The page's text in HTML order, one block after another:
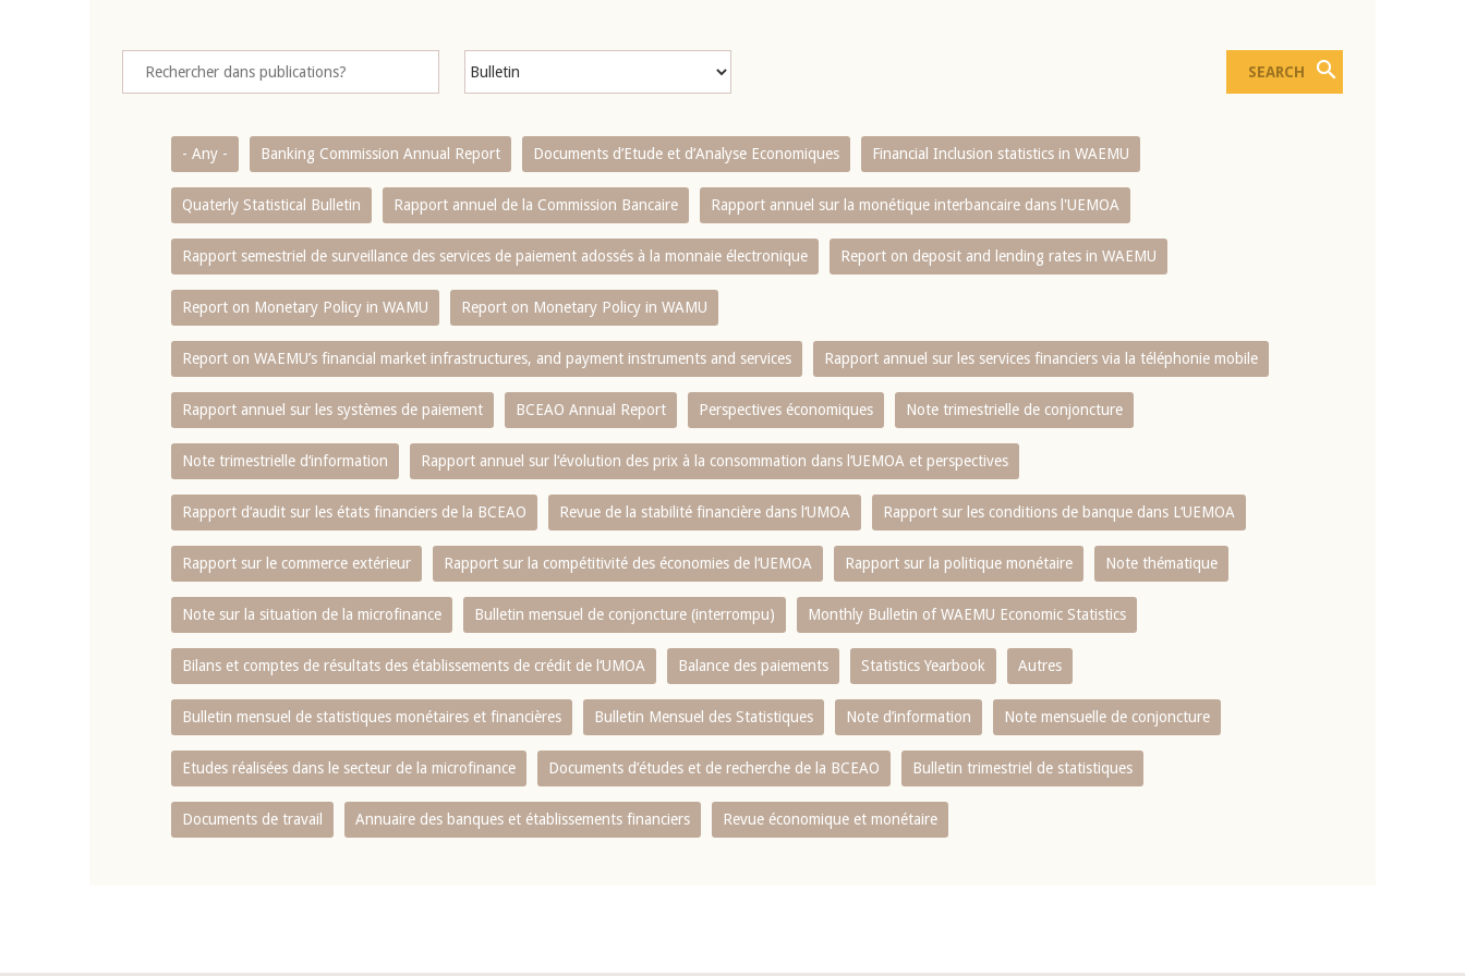
- Any - Banking Commission Annual Report Documents d’Etude et d’Analyse Economiques Financial Inclusion statistics in WAEMU
Quaterly Statistical Bulletin Rapport annuel de la Commission Bancaire Rapport annuel sur la monétique interbancaire dans l'UEMOA
Rapport semestriel de surveillance des services de paiement adossés à la monnaie électronique Report on deposit and lending rates in WAEMU
Report on Monetary Policy in WAMU Report on Monetary Policy in WAMU
Report on WAEMU’s financial market infrastructures, and payment instruments and services Rapport annuel sur les services financiers via la téléphonie mobile
Rapport annuel sur les systèmes de paiement BCEAO Annual Report Perspectives économiques Note trimestrielle de conjoncture
Note trimestrielle d‘information Rapport annuel sur l‘évolution des prix à la consommation dans l‘UEMOA et perspectives
Rapport d‘audit sur les états financiers de la BCEAO Revue de la stabilité financière dans l‘UMOA Rapport sur les conditions de banque dans L‘UEMOA
Rapport sur le commerce extérieur Rapport sur la compétitivité des économies de l‘UEMOA Rapport sur la politique monétaire Note thématique
Note sur la situation de la microfinance Bulletin mensuel de conjoncture (interrompu) Monthly Bulletin of WAEMU Economic Statistics
Bilans et comptes de résultats des établissements de crédit de l‘UMOA Balance des paiements Statistics Yearbook Autres
Bulletin mensuel de statistiques monétaires et financières Bulletin Mensuel des Statistiques Note d’information Note mensuelle de conjoncture
Etudes réalisées dans le secteur de la microfinance Documents d’études et de recherche de la BCEAO Bulletin trimestriel de statistiques
Documents de travail Annuaire des banques et établissements financiers Revue économique et monétaire